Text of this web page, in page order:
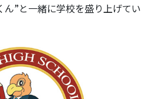
ん”と一緒に学校を盛り上げてい